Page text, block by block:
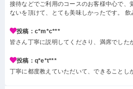
接待などでご利用のコースのお客様中心で
ないを頂けて、とても美味しかったです。
投稿：c*m*c***
皆さん丁寧に説明してくださり、満席でし
投稿：q*e*t***
丁寧に都度教えていただいて、できること